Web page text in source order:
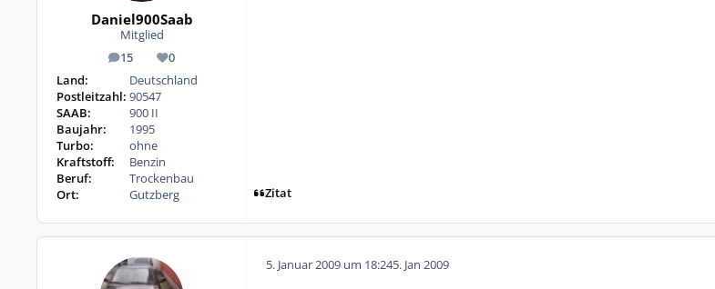
Daniel900Saab
Mitglied
15
Beiträge 0
Reputation
Land:
Deutschland
Postleitzahl: 90547
SAAB:
900 II
Baujahr:
1995
Turbo:
ohne
Kraftstoff:
Benzin
Beruf:
Trockenbau
Ort:
Gutzberg Zitat
5. Januar 2009 um 18:245. Jan 2009